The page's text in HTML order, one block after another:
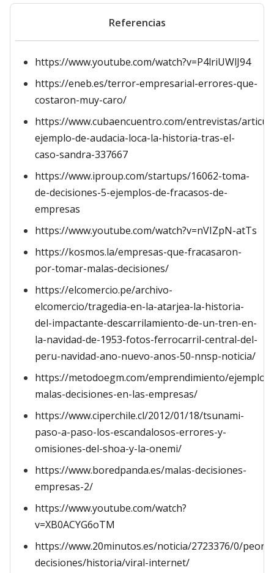
Referencias
https://www.youtube.com/watch?v=P4lriUWlJ94
https://eneb.es/terror-empresarial-errores-que-
costaron-muy-caro/
https://www.cubaencuentro.com/entrevistas/
ejemplo-de-audacia-loca-la-historia-tras-el-
caso-sandra-337667
https://www.iproup.com/startups/16062-toma-
de-decisiones-5-ejemplos-de-fracasos-de-
empresas
https://www.youtube.com/watch?v=nVIZpN-atTs
https://kosmos.la/empresas-que-fracasaron-
por-tomar-malas-decisiones/
https://elcomercio.pe/archivo-
elcomercio/tragedia-en-la-atarjea-la-historia-
del-impactante-descarrilamiento-de-un-tren-en-
la-navidad-de-1953-fotos-ferrocarril-central-del-
peru-navidad-ano-nuevo-anos-50-nnsp-noticia/
https://metodoegm.com/emprendimiento/ejemplos-
malas-decisiones-en-las-empresas/
https://www.ciperchile.cl/2012/01/18/tsunami-
paso-a-paso-los-escandalosos-errores-y-
omisiones-del-shoa-y-la-onemi/
https://www.boredpanda.es/malas-decisiones-
empresas-2/
https://www.youtube.com/watch?
v=XB0ACYG6oTM
https://www.20minutos.es/noticia/2723376/0/
decisiones/historia/viral-internet/